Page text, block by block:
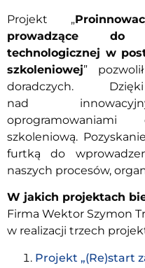
Projekt „
prowadzące do
technologicznej w
szkoleniowej”
doradczych.
nad
szkoleniową.
furtką do
naszych procesów,
W jakich projektach
Firma Wektor Szymon
w realizacji trzech
Projekt „(Re)start